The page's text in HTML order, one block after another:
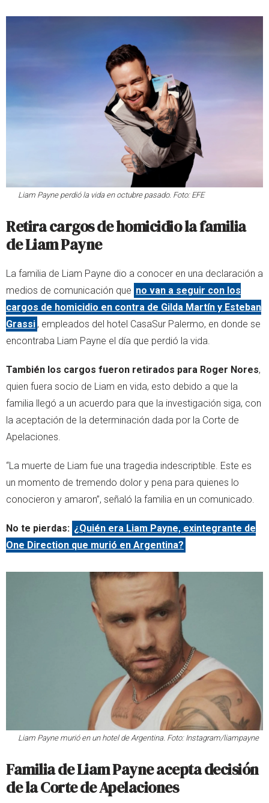
Liam Payne perdió la vida en octubre pasado. Foto: EFE
Retira cargos de homicidio la familia
de Liam Payne
La familia de Liam Payne dio a conocer en una declaración a
medios de comunicación que no van a seguir con los
cargos de homicidio en contra de Gilda Martín y Esteban
Grassi , empleados del hotel CasaSur Palermo, en donde se
encontraba Liam Payne el día que perdió la vida.
También los cargos fueron retirados para Roger Nores,
quien fuera socio de Liam en vida, esto debido a que la
familia llegó a un acuerdo para que la investigación siga, con
la aceptación de la determinación dada por la Corte de
Apelaciones.
“La muerte de Liam fue una tragedia indescriptible. Este es
un momento de tremendo dolor y pena para quienes lo
conocieron y amaron”, señaló la familia en un comunicado.
No te pierdas: ¿Quién era Liam Payne, exintegrante de
One Direction que murió en Argentina?
Liam Payne murió en un hotel de Argentina. Foto: Instagram/liampayne
Familia de Liam Payne acepta decisión
de la Corte de Apelaciones